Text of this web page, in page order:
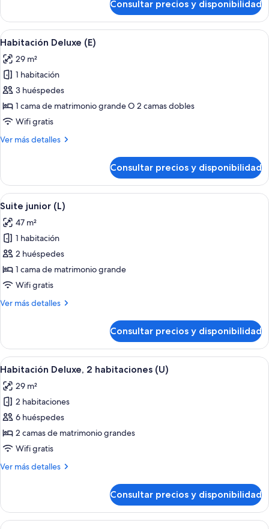
familiar
(Deluxe,
E)
Consultar precios y disponibilidad
Abrir
todas
las
fotos
de
Habitación
Deluxe
Habitación de hotel con una cama
5
Habitación Deluxe (E)
29 m²
1 habitación
3 huéspedes
1 cama de matrimonio grande O 2 camas dobles
Wifi gratis
Ver más detalles
Más
Deluxe
(E)
Consultar precios y disponibilidad
Abrir
todas
las
fotos
de
Suite
junior
Una habitación de hotel moderna
5
Suite junior (L)
47 m²
1 habitación
2 huéspedes
1 cama de matrimonio grande
Wifi gratis
Ver más detalles
Más
junior
(L)
Consultar precios y disponibilidad
Abrir
todas
las
fotos
de
Habitación
Deluxe,
habitaciones
Habitación de hotel con una cama
5
Habitación Deluxe, 2 habitaciones (U)
29 m²
2 habitaciones
6 huéspedes
2 camas de matrimonio grandes
Wifi gratis
Ver más detalles
Más
Deluxe,
Consultar precios y disponibilidad
Una habitación de hotel con cama,